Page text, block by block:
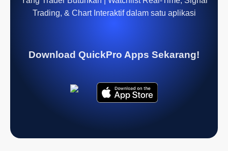
Trading, & Chart Interaktif dalam satu aplikasi
Download QuickPro Apps Sekarang!